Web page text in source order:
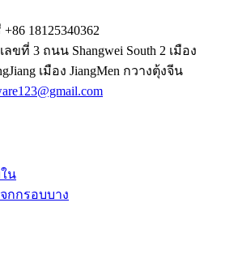
+86 18125340362
ลขที่ 3 ถนน Shangwei South 2 เมือง
เมือง JiangMen กวางตุ้งจีน
น
กกรอบบาง